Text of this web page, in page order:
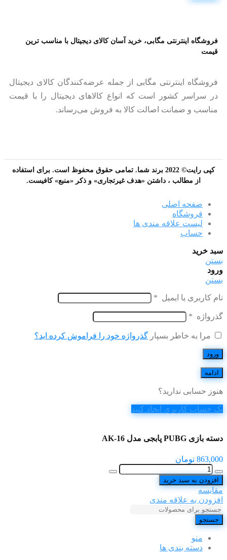
فروشگاه اینترنتی مگابی، خرید آسان کالای دیجیتال با مناسب ترین
قیمت
فروشگاه اینترنتی مگابی از جمله عرضه‌کنندگان کالای دیجیتال
در سراسر کشور است که انواع کالاهای دیجیتال را با قیمت
مناسب و ضمانت اصالت کالا به فروش می‌رساند.
کپی رایت© 2022 برند شما. تمامی حقوق محفوظ است. برای استفاده
از مطالب ، داشتن «هدف غیرتجاری» و ذکر «منبع» کافیست.
صفحه اصلی
فروشگاه
لیست علاقه مندی ها
حساب
سبد خرید
بستن
ورود
بستن
نام کاربری یا ایمیل *
گذرواژه *
مرا به خاطر بسپار گذرواژه خود را فراموش کرده اید؟
ورود
ادامه
هنوز حسابی ندارید؟
یک حساب کاربری ایجاد کنید
دسته بازی PUBG پابجی مدل AK-16
863,000 تومان
افزودن به سبد خرید
مقایسه
افزودن به علاقه مندی
جستجو
منو
دسته بندی ها